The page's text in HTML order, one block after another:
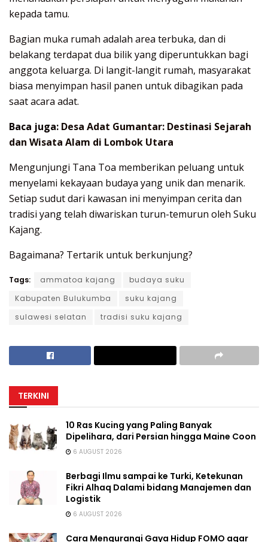
kepada tamu.
Bagian muka rumah adalah area terbuka, dan di
belakang terdapat dua bilik yang diperuntukkan bagi
anggota keluarga. Di langit-langit rumah, masyarakat
biasa menyimpan hasil panen untuk dibagikan pada
saat acara adat.
Baca juga: Desa Adat Gumantar: Destinasi Sejarah
dan Wisata Alam di Lombok Utara
Mengunjungi Tana Toa memberikan peluang untuk
menyelami kekayaan budaya yang unik dan menarik.
Setiap sudut dari kawasan ini menyimpan cerita dan
tradisi yang telah diwariskan turun-temurun oleh Suku
Kajang.
Bagaimana? Tertarik untuk berkunjung?
Tags: ammatoa kajang
budaya suku
Kabupaten Bulukumba
suku kajang
sulawesi selatan
tradisi suku kajang
TERKINI
10 Ras Kucing yang Paling Banyak
Dipelihara, dari Persian hingga Maine Coon
6 AUGUST 2026
Berbagi Ilmu sampai ke Turki, Ketekunan
Fikri Alhaq Dalami bidang Manajemen dan
Logistik
6 AUGUST 2026
Cara Mengurangi Gaya Hidup FOMO agar